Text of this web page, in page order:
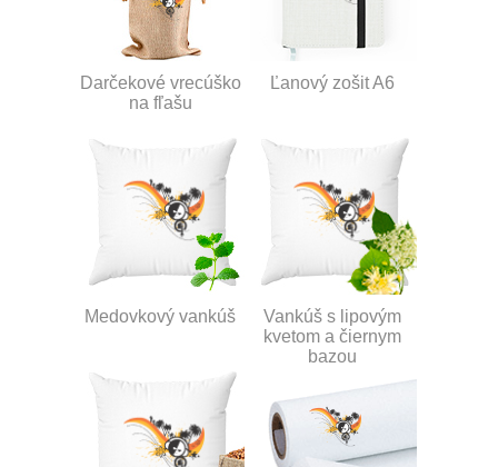
Darčekové vrecúško
na fľašu
Ľanový zošit A6
Medovkový vankúš
Vankúš s lipovým
kvetom a čiernym
bazou